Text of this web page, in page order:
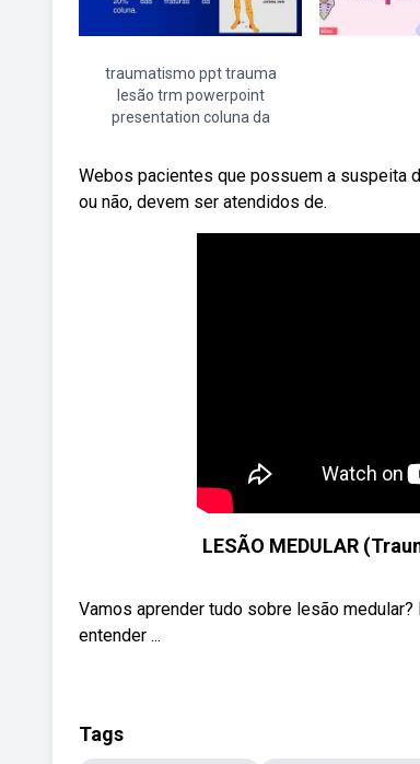
traumatismo ppt trauma
lesão trm powerpoint
presentation coluna da
Webos pacientes que possuem a suspeita
ou não, devem ser atendidos de.
LESÃO MEDULAR
Vamos aprender tudo sobre lesão
entender ...
Tags